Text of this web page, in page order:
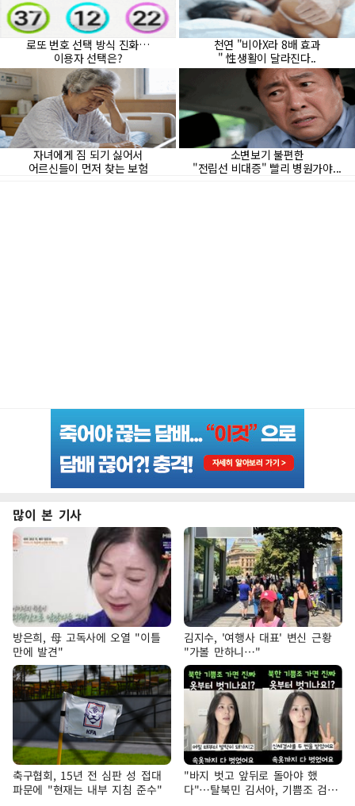
많이 본 기사
방은희, 母 고독사에 오열 "이틀
만에 발견"
김지수, '여행사 대표' 변신 근황
"가볼 만하니…"
축구협회, 15년 전 심판 성 접대
파문에 "현재는 내부 지침 준수"
"바지 벗고 앞뒤로 돌아야 했
다"…탈북민 김서아, 기쁨조 검사